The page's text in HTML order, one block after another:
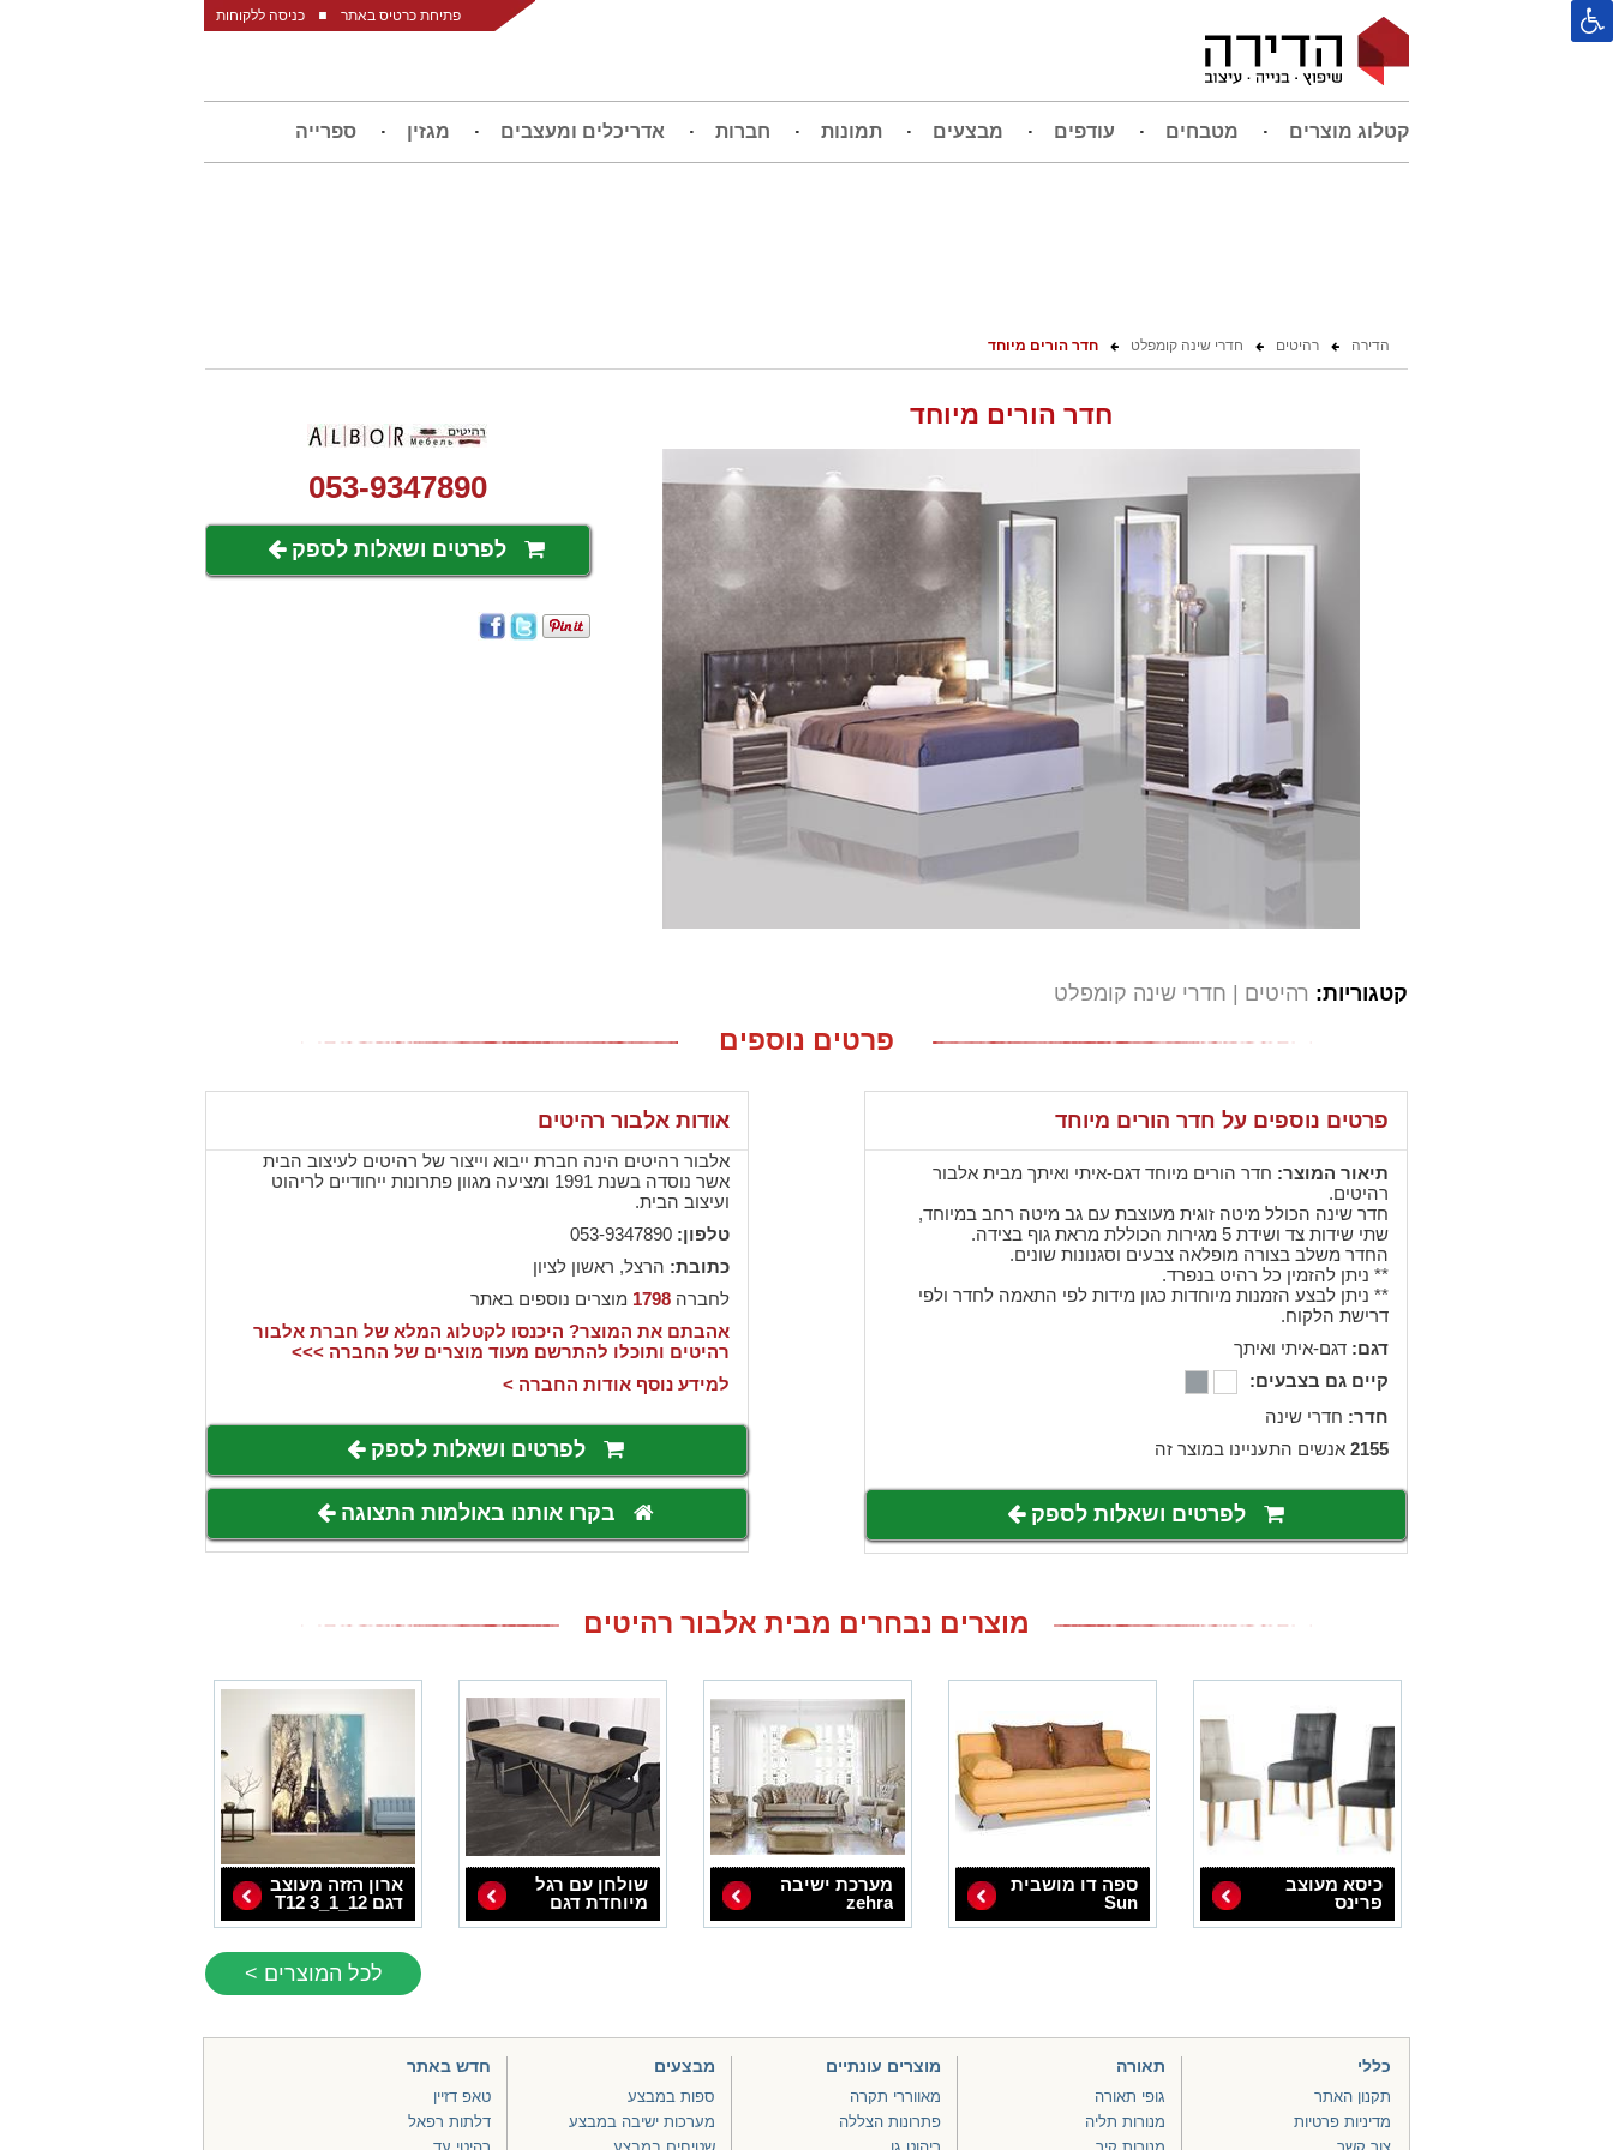
פתיחת כרטיס באתר כניסה ללקוחות
קטלוג מוצרים מטבחים עודפים מבצעים תמונות חברות אדריכלים ומעצבים מגזין ספרייה
הדירה רהיטים חדרי שינה קומפלט חדר הורים מיוחד
חדר הורים מיוחד
053-9347890
לפרטים ושאלות לספק
קטגוריות: רהיטים חדרי שינה קומפלט
פרטים נוספים
פרטים נוספים על חדר הורים מיוחד
תיאור המוצר: חדר הורים מיוחד דגם-איתי ואיתך מבית אלבור
רהיטים.
חדר שינה הכולל מיטה זוגית מעוצבת עם גב מיטה רחב במיוחד,
שתי שידות צד ושידת 5 מגירות הכוללת מראת גוף בצידה.
החדר משלב בצורה מופלאה צבעים וסגנונות שונים.
** ניתן להזמין כל רהיט בנפרד.
** ניתן לבצע הזמנות מיוחדות כגון מידות לפי התאמה לחדר ולפי
דרישת הלקוח.
דגם: דגם-איתי ואיתך
קיים גם בצבעים:
חדר: חדרי שינה
2155 אנשים התעניינו במוצר זה
לפרטים ושאלות לספק
אודות אלבור רהיטים
אלבור רהיטים הינה חברת ייבוא וייצור של רהיטים לעיצוב הבית
אשר נוסדה בשנת 1991 ומציעה מגוון פתרונות ייחודיים לריהוט
ועיצוב הבית.
טלפון:053-9347890
כתובת: הרצל, ראשון לציון
לחברה1798 מוצרים נוספים באתר
אהבתם את המוצר? היכנסו לקטלוג המלא של חברת אלבור
רהיטים ותוכלו להתרשם מעוד מוצרים של החברה >>>
למידע נוסף אודות החברה >
לפרטים ושאלות לספק
בקרו אותנו באולמות התצוגה
מוצרים נבחרים מבית אלבור רהיטים
כיסא מעוצב
פרינס
ספה דו מושבית
Sun
מערכת ישיבה
zehra
שולחן עם רגל
מיוחדת דגם
TITAN
ארון הזזה מעוצב
דגם 12_1_3 T12
לכל המוצרים >
כללי
תקנון האתר
מדיניות פרטיות
תאורה
גופי תאורה
מנורות תליה
מוצרים עונתיים
מאווררי תקרה
פתרונות הצללה
מבצעים
ספות במבצע
מערכות ישיבה במבצע
חדש באתר
טאפ דזיין
דלתות רפאל